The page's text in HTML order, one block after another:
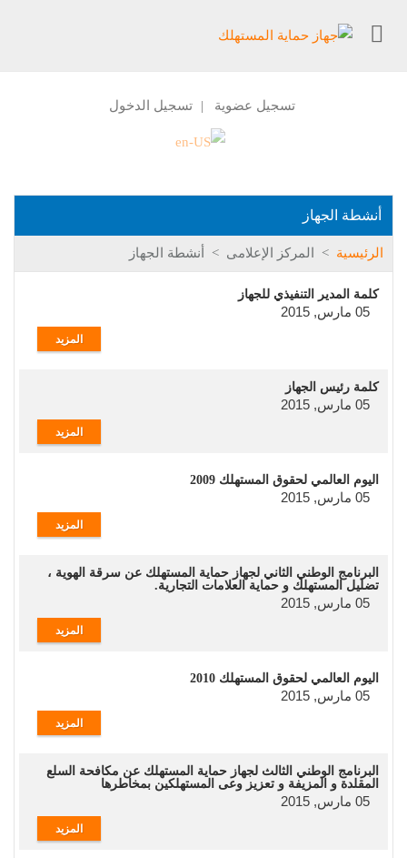
تسجيل عضوية | تسجيل الدخول
أنشطة الجهاز
الرئيسية > المركز الإعلامى > أنشطة الجهاز
كلمة المدير التنفيذي للجهاز
05 مارس, 2015
المزيد
كلمة رئيس الجهاز
05 مارس, 2015
المزيد
اليوم العالمي لحقوق المستهلك 2009
05 مارس, 2015
المزيد
البرنامج الوطني الثاني لجهاز حماية المستهلك عن سرقة الهوية ،
تضليل المستهلك و حماية العلامات التجارية.
05 مارس, 2015
المزيد
اليوم العالمي لحقوق المستهلك 2010
05 مارس, 2015
المزيد
البرنامج الوطني الثالث لجهاز حماية المستهلك عن مكافحة السلع
المقلدة و المزيفة و تعزيز وعى المستهلكين بمخاطرها
05 مارس, 2015
المزيد